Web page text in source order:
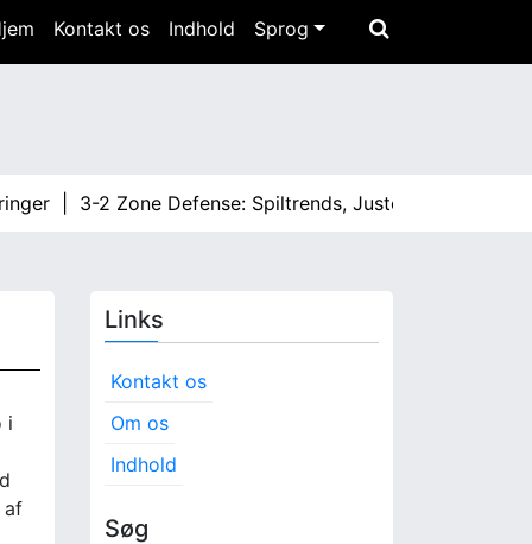
Kontakt os Indhold Sprog
|3-2 Zone Defense: Spiltrends, Justeringer, Effektivitet |
i
af
Links
Kontakt os
Om os
Indhold
Søg